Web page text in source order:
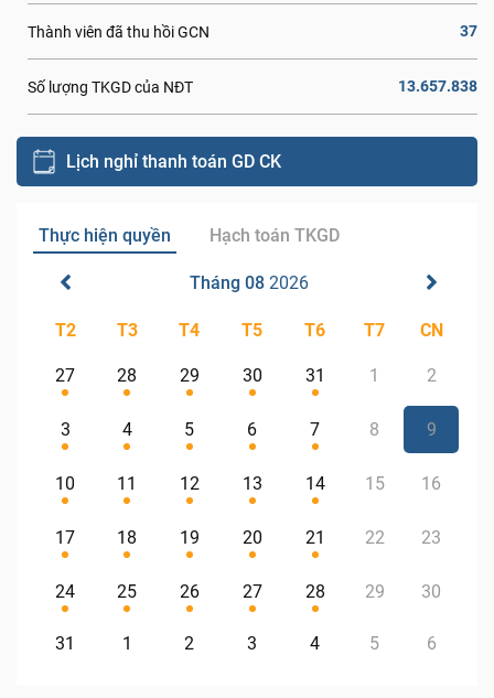
Thành viên đã thu hồi GCN 37
Số lượng TKGD của NĐT 13.657.838
Lịch nghỉ thanh toán GD CK
Thực hiện quyền Hạch toán TKGD
Tháng 08 2026
T2 T3 T4 T5 T6 T7 CN
27 28 29 30 31 1 2
3 4 5 6 7 8 9
10 11 12 13 14 15 16
17 18 19 20 21 22 23
24 25 26 27 28 29 30
31 1 2 3 4 5 6